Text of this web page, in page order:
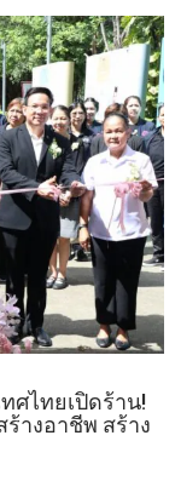
ศไทยเปิดร้าน!
างอาชีพ สร้าง